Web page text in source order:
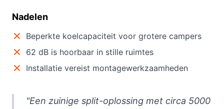
Nadelen
Beperkte koelcapaciteit voor grotere campers
62 dB is hoorbaar in stille ruimtes
Installatie vereist montagewerkzaamheden
"Een zuinige split-oplossing met circa 5000